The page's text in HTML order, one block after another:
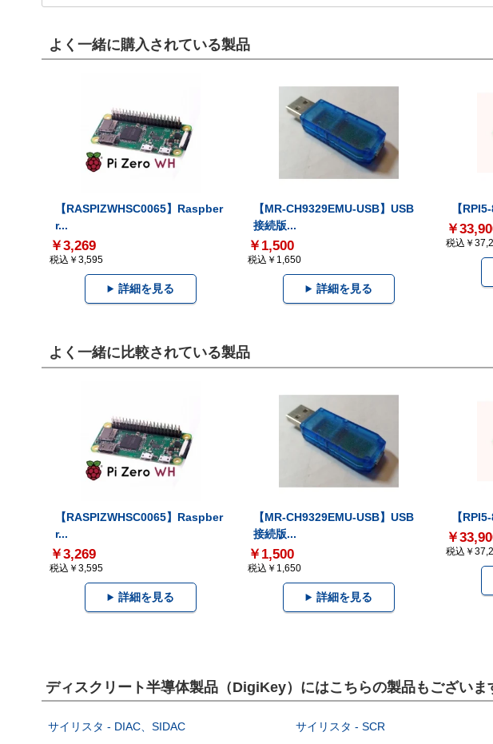
よく一緒に購入されている製品
【RASPIZWHSC0065】Raspber
r...
￥3,269
税込￥3,595
詳細を見る
【MR-CH9329EMU-USB】USB
接続版...
￥1,500
税込￥1,650
詳細を見る
【
￥
税込￥
よく一緒に比較されている製品
【RASPIZWHSC0065】Raspber
r...
￥3,269
税込￥3,595
詳細を見る
【MR-CH9329EMU-USB】USB
接続版...
￥1,500
税込￥1,650
詳細を見る
【
￥
税込￥
ディスクリート半導体製品（DigiKey）にはこちらの製品もございま
サイリスタ - DIAC、SIDAC サイリスタ - SCR